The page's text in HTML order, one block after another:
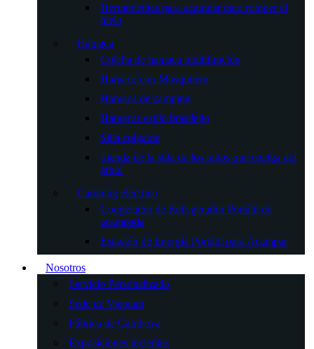
Herramientas para acampar para romper el
hielo
Hamaca
Colcha de hamaca multifunción
Hamaca con Mosquitera
Hamaca de camping
Hamacas estilo brasileño
Silla colgante
Tienda de la silla de los niños que cuelga del
árbol
Camping eléctrico
Congelador de Refrigerador Portátil de
acampada
Estación de Energía Portátil para Acampar
Nosotros
Servicio Personalizado
Sede de Vietnam
Fábrica de Camboya
Exposiciones recientes